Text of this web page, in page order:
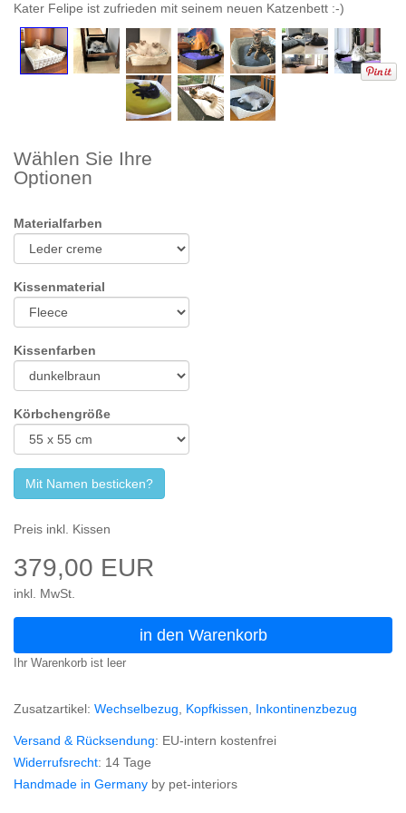
Kater Felipe ist zufrieden mit seinem neuen Katzenbett :-)
Wählen Sie Ihre
Optionen
Materialfarben
Kissenmaterial
Kissenfarben
Körbchengröße
Mit Namen besticken?
Preis inkl. Kissen
379,00 EUR
inkl. MwSt.
in den Warenkorb
Ihr Warenkorb ist leer
Zusatzartikel: Wechselbezug Kopfkissen Inkontinenzbezug
Versand & Rücksendung: EU-intern kostenfrei
Widerrufsrecht: 14 Tage
Handmade in Germany by pet-interiors